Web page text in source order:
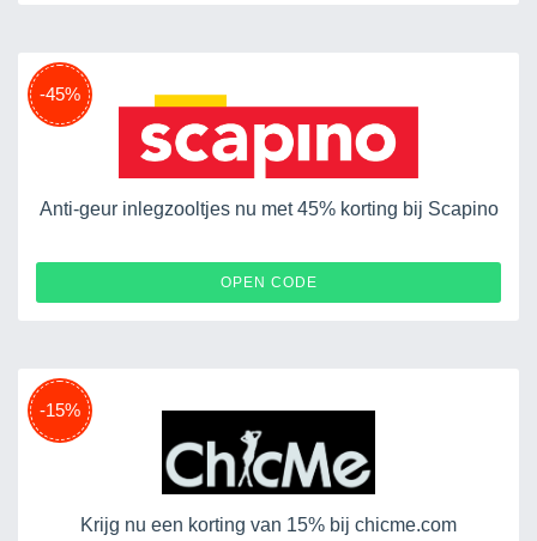
-45%
Anti-geur inlegzooltjes nu met 45% korting bij Scapino
OPEN CODE
-15%
Krijg nu een korting van 15% bij chicme.com